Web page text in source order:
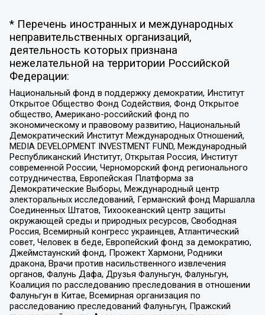
* Перечень иностранных и международных
неправительственных организаций,
деятельность которых признана
нежелательной на территории Российской
Федерации:
Национальный фонд в поддержку демократии, Институт
Открытое Общество Фонд Содействия, Фонд Открытое
общество, Американо-российский фонд по
экономическому и правовому развитию, Национальный
Демократический Институт Международных Отношений,
MEDIA DEVELOPMENT INVESTMENT FUND, Международный
Республиканский Институт, Открытая Россия, Институт
современной России, Черноморский фонд регионального
сотрудничества, Европейская Платформа за
Демократические Выборы, Международный центр
электоральных исследований, Германский фонд Маршалла
Соединенных Штатов, Тихоокеанский центр защиты
окружающей среды и природных ресурсов, Свободная
Россия, Всемирный конгресс украинцев, Атлантический
совет, Человек в беде, Европейский фонд за демократию,
Джеймстаунский фонд, Прожект Хармони, Родники
дракона, Врачи против насильственного извлечения
органов, Фалунь Дафа, Друзья Фалуньгун, Фалуньгун,
Коалиция по расследованию преследования в отношении
Фалуньгун в Китае, Всемирная организация по
расследованию преследований Фалуньгун, Пражский